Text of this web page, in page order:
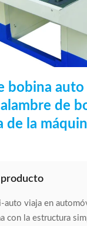
bobina auto
de
de la
producto
auto viaja en
con la estructura